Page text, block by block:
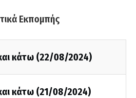
Εκπομπής
κάτω (22/08/2024)
κάτω (21/08/2024)